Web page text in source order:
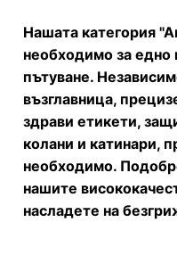
Нашата категория
необходимо за едно
пътуване.
възглавница,
здрави етикети,
колани и катинари,
необходимо.
нашите
насладете на